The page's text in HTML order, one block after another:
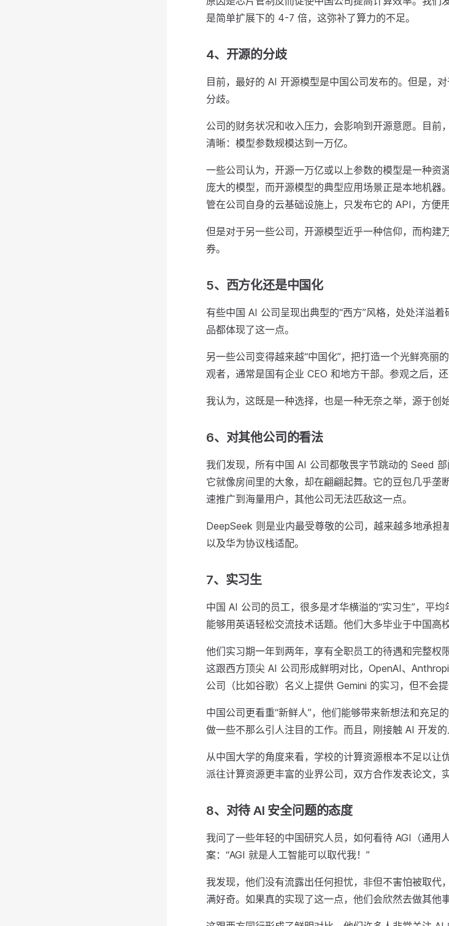
是简单扩展下的 4-7 倍，这弥补了算力的不足。
4、开源的分歧
目前，最好的 AI 开源模型是中国公司发布的。但是，
分歧。
公司的财务状况和收入压力，会影响到开源意愿。目前
清晰：模型参数规模达到一万亿。
一些公司认为，开源一万亿或以上参数的模型是一种资
庞大的模型，而开源模型的典型应用场景正是本地机器
管在公司自身的云基础设施上，只发布它的 API，方便用
但是对于另一些公司，开源模型近乎一种信仰，而构建
券。
5、西方化还是中国化
有些中国 AI 公司呈现出典型的“西方”风格，处处洋溢
品都体现了这一点。
另一些公司变得越来越“中国化”，把打造一个光鲜亮丽
观者，通常是国有企业 CEO 和地方干部。参观之后，还
我认为，这既是一种选择，也是一种无奈之举，源于创
6、对其他公司的看法
我们发现，所有中国 AI 公司都敬畏字节跳动的 Seed
它就像房间里的大象，却在翩翩起舞。它的豆包几乎垄
速推广到海量用户，其他公司无法匹敌这一点。
DeepSeek 则是业内最受尊敬的公司，越来越多地承担
以及华为协议栈适配。
7、实习生
中国 AI 公司的员工，很多是才华横溢的“实习生”，平均
能够用英语轻松交流技术话题。他们大多毕业于中国高
他们实习期一年到两年，享有全职员工的待遇和完整权
这跟西方顶尖 AI 公司形成鲜明对比，OpenAI、
公司（比如谷歌）名义上提供 Gemini 的实习，但不会提
中国公司更看重“新鲜人”，他们能够带来新想法和充足
做一些不那么引人注目的工作。而且，刚接触 AI 开发的
从中国大学的角度来看，学校的计算资源根本不足以让
派往计算资源更丰富的业界公司，双方合作发表论文，实
8、对待 AI 安全问题的态度
我问了一些年轻的中国研究人员，如何看待 AGI（通用
案：“AGI 就是人工智能可以取代我！”
我发现，他们没有流露出任何担忧，非但不害怕被取代
满好奇。如果真的实现了这一点，他们会欣然去做其他事